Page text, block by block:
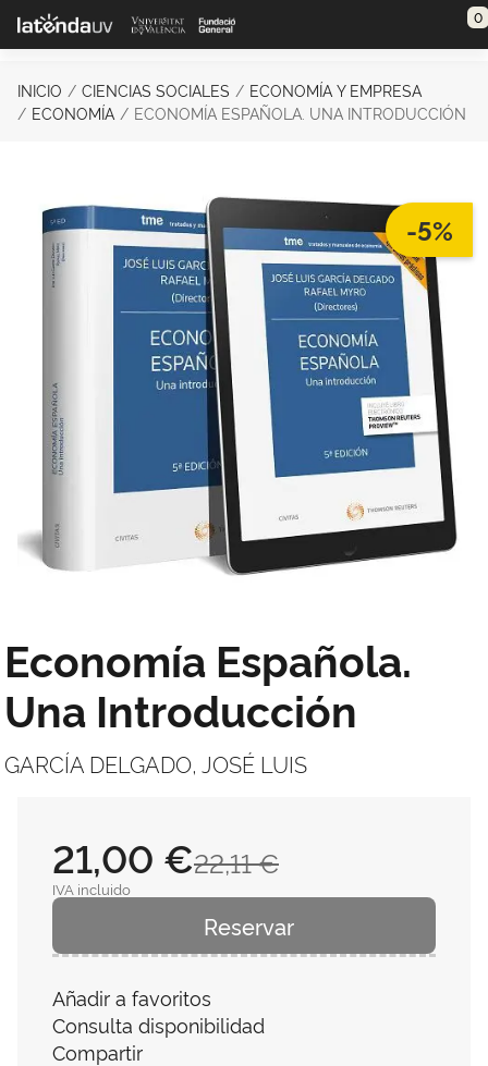
Saltar al contenido principal 0
INICIO CIENCIAS SOCIALES
ECONOMÍA Y EMPRESA
ECONOMÍA
ECONOMÍA ESPAÑOLA. UNA INTRODUCCIÓN
-5%
Economía Española.
Una Introducción
GARCÍA DELGADO, JOSÉ LUIS
22,11 €
21,00 €
IVA incluido
Reservar
Añadir a favoritos
Consulta disponibilidad
Compartir